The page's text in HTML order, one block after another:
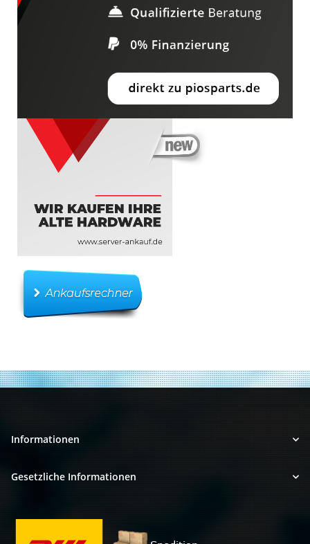
Informationen
Gesetzliche Informationen